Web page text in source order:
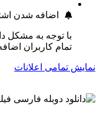
اضافه شدن
تمام کاربران
نمایش تمامی اعلانات